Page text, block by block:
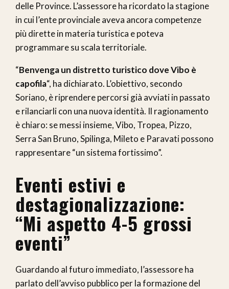
delle Province. L’assessore ha ricordato la stagione
in cui l’ente provinciale aveva ancora competenze
più dirette in materia turistica e poteva
programmare su scala territoriale.
“Benvenga un distretto turistico dove Vibo è
capofila“, ha dichiarato. L’obiettivo, secondo
Soriano, è riprendere percorsi già avviati in passato
e rilanciarli con una nuova identità. Il ragionamento
è chiaro: se messi insieme, Vibo, Tropea, Pizzo,
Serra San Bruno, Spilinga, Mileto e Paravati possono
rappresentare “un sistema fortissimo”.
Eventi estivi e
destagionalizzazione:
“Mi aspetto 4-5 grossi
eventi”
Guardando al futuro immediato, l’assessore ha
parlato dell’avviso pubblico per la formazione del